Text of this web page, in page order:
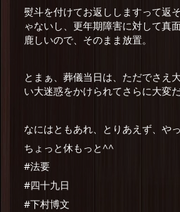
熨斗を付けてお返ししますって返
ゃないし、更年期障害に対して真
鹿しいので、そのまま放置。
とまぁ、葬儀当日は、ただでさえ
い大迷惑をかけられてさらに大変だ
なにはともあれ、とりあえず、や
ちょっと休もっと^^
#法要
#四十九日
#下村博文